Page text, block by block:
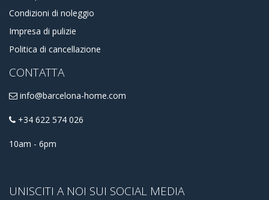
Condizioni di noleggio
Impresa di pulizie
Politica di cancellazione
CONTATTA
info@barcelona-home.com
+34 622 574 026
10am - 6pm
UNISCITI A NOI SUI SOCIAL MEDIA